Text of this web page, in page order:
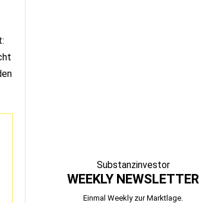
Substanzinvestor
WEEKLY NEWSLETTER
Einmal Weekly zur Marktlage.